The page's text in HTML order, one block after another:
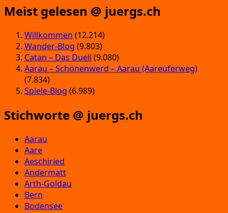
Meist gelesen @ juergs.ch
Willkommen (12.214)
Wander-Blog (9.803)
Catan – Das Duell (9.080)
Aarau – Schönenwerd – Aarau (Aareuferweg)
(7.834)
Spiele-Blog (6.989)
Stichworte @ juergs.ch
Aarau
Aare
Aeschiried
Andermatt
Arth-Goldau
Bern
Bodensee